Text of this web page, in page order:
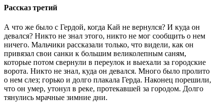
Рассказ третий
А что же было с Гердой, когда Кай не вернулся? И куда он
девался? Никто не знал этого, никто не мог сообщить о нем
ничего. Мальчики рассказали только, что видели, как он
привязал свои санки к большим великолепным саням,
которые потом свернули в переулок и выехали за городские
ворота. Никто не знал, куда он девался. Много было пролито
о нем слез; горько и долго плакала Герда. Наконец порешили,
что он умер, утонул в реке, протекавшей за городом. Долго
тянулись мрачные зимние дни.